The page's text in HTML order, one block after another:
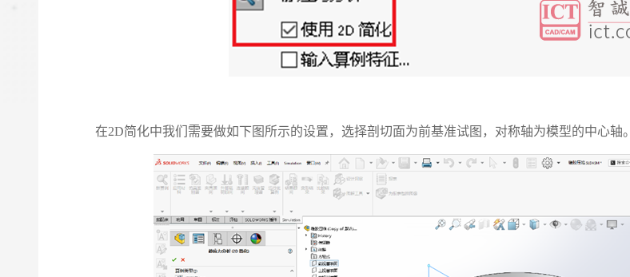
在2D简化中我们需要做如下图所示的设置，选择剖切面为前基准试图，对称轴为模型的中心轴。